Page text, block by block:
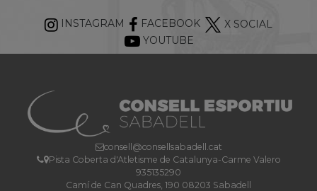
INSTAGRAM FACEBOOK
X SOCIAL
YOUTUBE
consell@consellsabadell.cat
Pista Coberta d'Atletisme de Catalunya-Carme Valero
935135290
Camí de Can Quadres, 190 08203 Sabadell